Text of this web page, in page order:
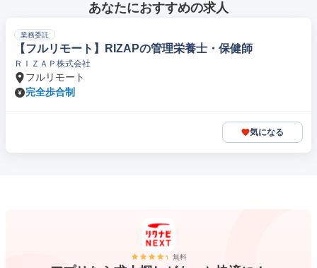
あなたにおすすめの求人
業務委託
【フルリモート】RIZAPの管理栄養士・保健師
ＲＩＺＡＰ株式会社
フルリモート
完全歩合制
気になる
無料